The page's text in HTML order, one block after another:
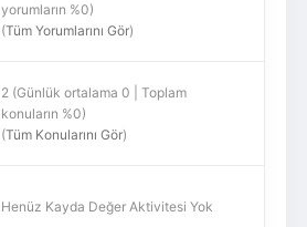
yorumların %0)
(Tüm Yorumlarını Gör)
2 (Günlük ortalama 0 | Toplam
konuların %0)
(Tüm Konularını Gör)
Henüz Kayda Değer Aktivitesi Yok